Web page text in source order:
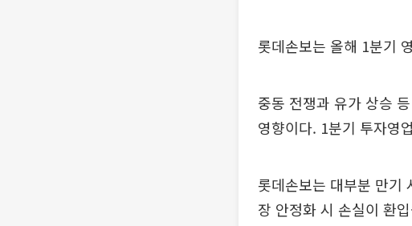
롯데손보는 올해 1분기
중동 전쟁과 유가 상승
영향이다. 1분기 투자영
롯데손보는 대부분 만기
장 안정화 시 손실이 환